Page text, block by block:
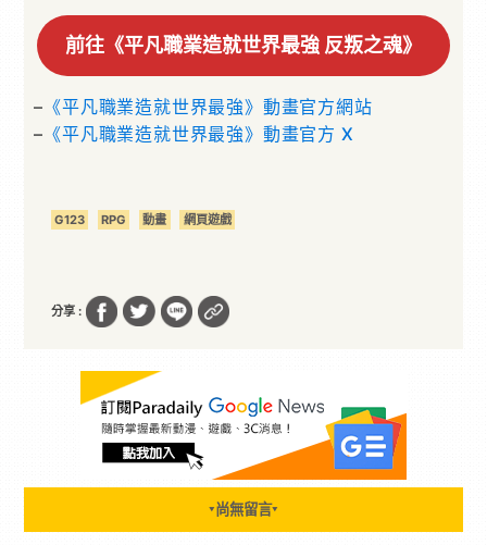
前往《平凡職業造就世界最強 反叛之魂》
– 《平凡職業造就世界最強》動畫官方網站
– 《平凡職業造就世界最強》動畫官方 X
G123 RPG 動畫 網頁遊戲
分享 :
▼ 尚無留言▼